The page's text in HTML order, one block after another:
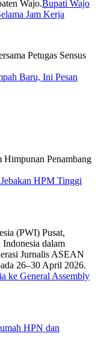
Bupati Wajo
Jam Kerja
Baru, Ini Pesan
HPM Tinggi
ke General Assembly
HPN dan